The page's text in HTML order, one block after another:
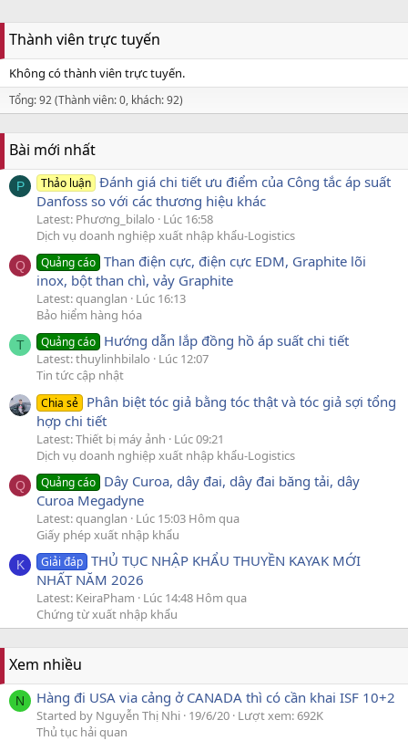
Thành viên trực tuyến
Không có thành viên trực tuyến.
Tổng: 92 (Thành viên: 0, khách: 92)
Bài mới nhất
P Thảo luận Đánh giá chi tiết ưu điểm của Công tắc áp suất
Danfoss so với các thương hiệu khác
Latest: Phương_bilalo
Lúc 16:58
Dịch vụ doanh nghiệp xuất nhập khẩu-Logistics
Q Quảng cáo Than điện cực, điện cực EDM, Graphite lõi
inox, bột than chì, vảy Graphite
Latest: quanglan
Lúc 16:13
Bảo hiểm hàng hóa
T Quảng cáo Hướng dẫn lắp đồng hồ áp suất chi tiết
Latest: thuylinhbilalo
Lúc 12:07
Tin tức cập nhật
Chia sẻ Phân biệt tóc giả bằng tóc thật và tóc giả sợi tổng
hợp chi tiết
Latest: Thiết bị máy ảnh
Lúc 09:21
Dịch vụ doanh nghiệp xuất nhập khẩu-Logistics
Q Quảng cáo Dây Curoa, dây đai, dây đai băng tải, dây
Curoa Megadyne
Latest: quanglan
Lúc 15:03 Hôm qua
Giấy phép xuất nhập khẩu
K Giải đáp THỦ TỤC NHẬP KHẨU THUYỀN KAYAK MỚI
NHẤT NĂM 2026
Latest: KeiraPham
Lúc 14:48 Hôm qua
Chứng từ xuất nhập khẩu
Xem nhiều
N Hàng đi USA via cảng ở CANADA thì có cần khai ISF 10+2
Started by Nguyễn Thị Nhi 19/6/20 Lượt xem: 692K
Thủ tục hải quan